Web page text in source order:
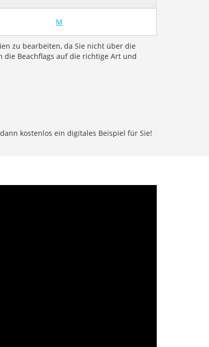
M
zu bearbeiten, da Sie nicht über die
Beachflags auf die richtige Art und
kostenlos ein digitales Beispiel für Sie!